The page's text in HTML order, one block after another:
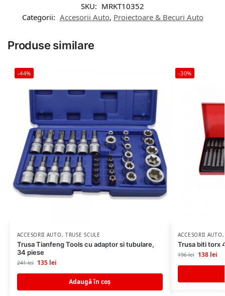
SKU: MRKT10352
Categorii: Accesorii Auto, Proiectoare & Becuri Auto
Produse similare
-44%
ACCESORII AUTO, TRUSE SCULE
Trusa Tianfeng Tools cu adaptor si tubulare,
34 piese
241lei 135 lei
Adaugă în coș
-30%
ACCESORII AUTO
Trusa biti torx
196lei 138 lei